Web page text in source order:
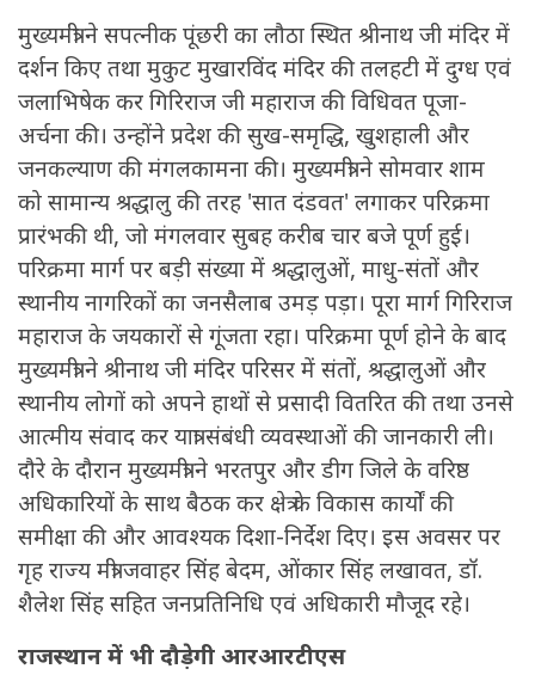
मुख्यमंत्री ने सपत्नीक पूंछरी का लौठा स्थित श्रीनाथ जी मंदिर में
दर्शन किए तथा मुकुट मुखारविंद मंदिर की तलहटी में दुग्ध एवं
जलाभिषेक कर गिरिराज जी महाराज की विधिवत पूजा-
अर्चना की। उन्होंने प्रदेश की सुख-समृद्धि, खुशहाली और
जनकल्याण की मंगलकामना की। मुख्यमंत्री ने सोमवार शाम
को सामान्य श्रद्धालु की तरह 'सात दंडवत' लगाकर परिक्रमा
प्रारंभकी थी, जो मंगलवार सुबह करीब चार बजे पूर्ण हुई।
परिक्रमा मार्ग पर बड़ी संख्या में श्रद्धालुओं, माधु-संतों और
स्थानीय नागरिकों का जनसैलाब उमड़ पड़ा। पूरा मार्ग गिरिराज
महाराज के जयकारों से गूंजता रहा। परिक्रमा पूर्ण होने के बाद
मुख्यमंत्री ने श्रीनाथ जी मंदिर परिसर में संतों, श्रद्धालुओं और
स्थानीय लोगों को अपने हाथों से प्रसादी वितरित की तथा उनसे
आत्मीय संवाद कर यात्रा संबंधी व्यवस्थाओं की जानकारी ली।
दौरे के दौरान मुख्यमंत्री ने भरतपुर और डीग जिले के वरिष्ठ
अधिकारियों के साथ बैठक कर क्षेत्र के विकास कार्यों की
समीक्षा की और आवश्यक दिशा-निर्देश दिए। इस अवसर पर
गृह राज्य मंत्री जवाहर सिंह बेदम, ओंकार सिंह लखावत, डॉ.
शैलेश सिंह सहित जनप्रतिनिधि एवं अधिकारी मौजूद रहे।
राजस्थान में भी दौड़ेगी आरआरटीएस